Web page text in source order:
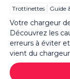
Trottinettes Guide
Votre chargeur
Découvrez les
erreurs à éviter
vient du